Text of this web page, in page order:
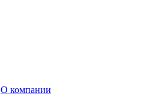
О компании